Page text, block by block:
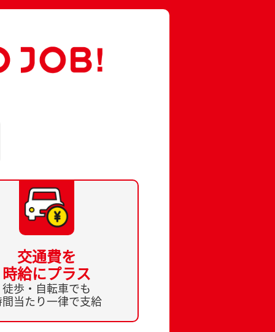
交通費を
時給にプラス
徒歩・自転車でも
当たり一律で支給